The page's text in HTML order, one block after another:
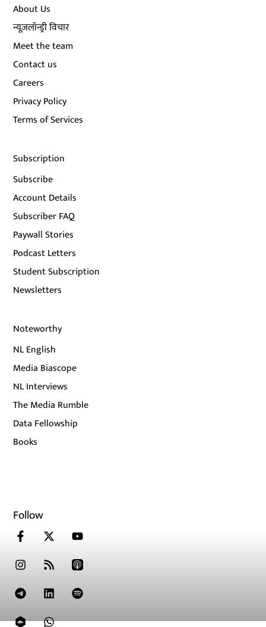
About Us
न्यूज़लॉन्ड्री विचार
Meet the team
Contact us
Careers
Privacy Policy
Terms of Services
Subscription
Subscribe
Account Details
Subscriber FAQ
Paywall Stories
Podcast Letters
Student Subscription
Newsletters
Noteworthy
NL English
Media Biascope
NL Interviews
The Media Rumble
Data Fellowship
Books
Follow